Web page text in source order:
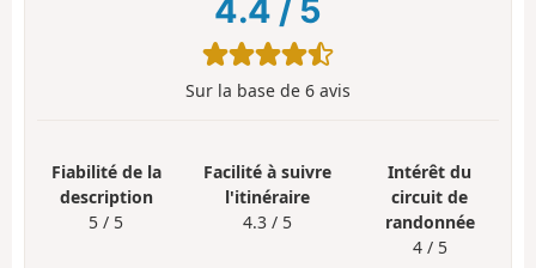
4.4 / 5
Sur la base de 6 avis
Fiabilité de la
description
5 / 5
Facilité à suivre
l'itinéraire
4.3 / 5
Intérêt du
circuit de
randonnée
4 / 5